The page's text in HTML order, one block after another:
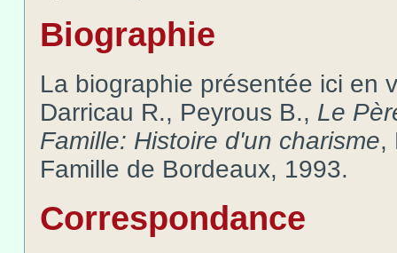
Biographie
La biographie présentée ici en
Darricau R., Peyrous B., Le
Famille: Histoire d'un charisme,
Famille de Bordeaux, 1993.
Correspondance